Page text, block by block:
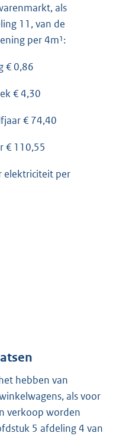
als
11, van de
per 4m¹:
€ 0,86
€ 4,30
€ 74,40
€ 110,55
elektriciteit per
hebben van
als voor
verkoop worden
5 afdeling 4 van